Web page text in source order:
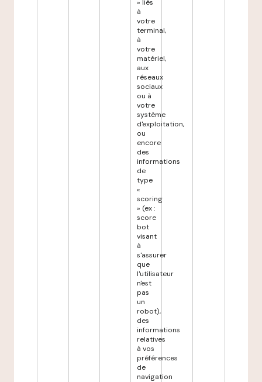
» liés
à
votre
terminal,
à
votre
matériel,
aux
réseaux
sociaux
ou à
votre
système
d'exploitation,
ou
encore
des
informations
de
type
«
scoring
» (ex :
score
bot
visant
à
s'assurer
que
l'utilisateur
n'est
pas
un
robot),
des
informations
relatives
à vos
préférences
de
navigation